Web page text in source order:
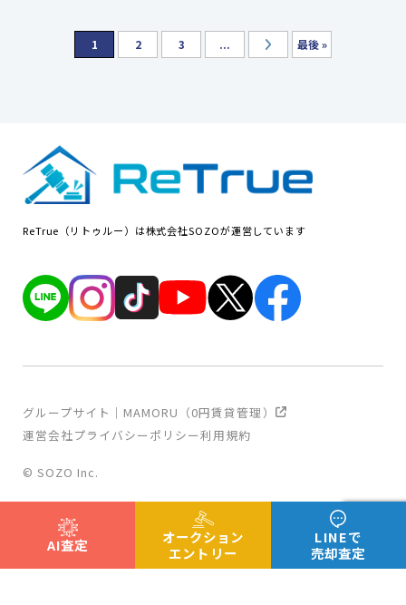
1 2 3 ... 最後 »
AI査定
オークション
エントリー
LINEで
売却査定
ReTrue（リトゥルー）は株式会社SOZOが運営しています
運営会社プライバシーポリシー利用規約
グループサイト｜MAMORU（0円賃貸管理）
© SOZO Inc.